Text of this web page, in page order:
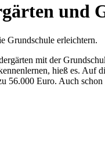
und
Grundschule erleichtern.
mit der
hieß es. Auf
Euro. Auch